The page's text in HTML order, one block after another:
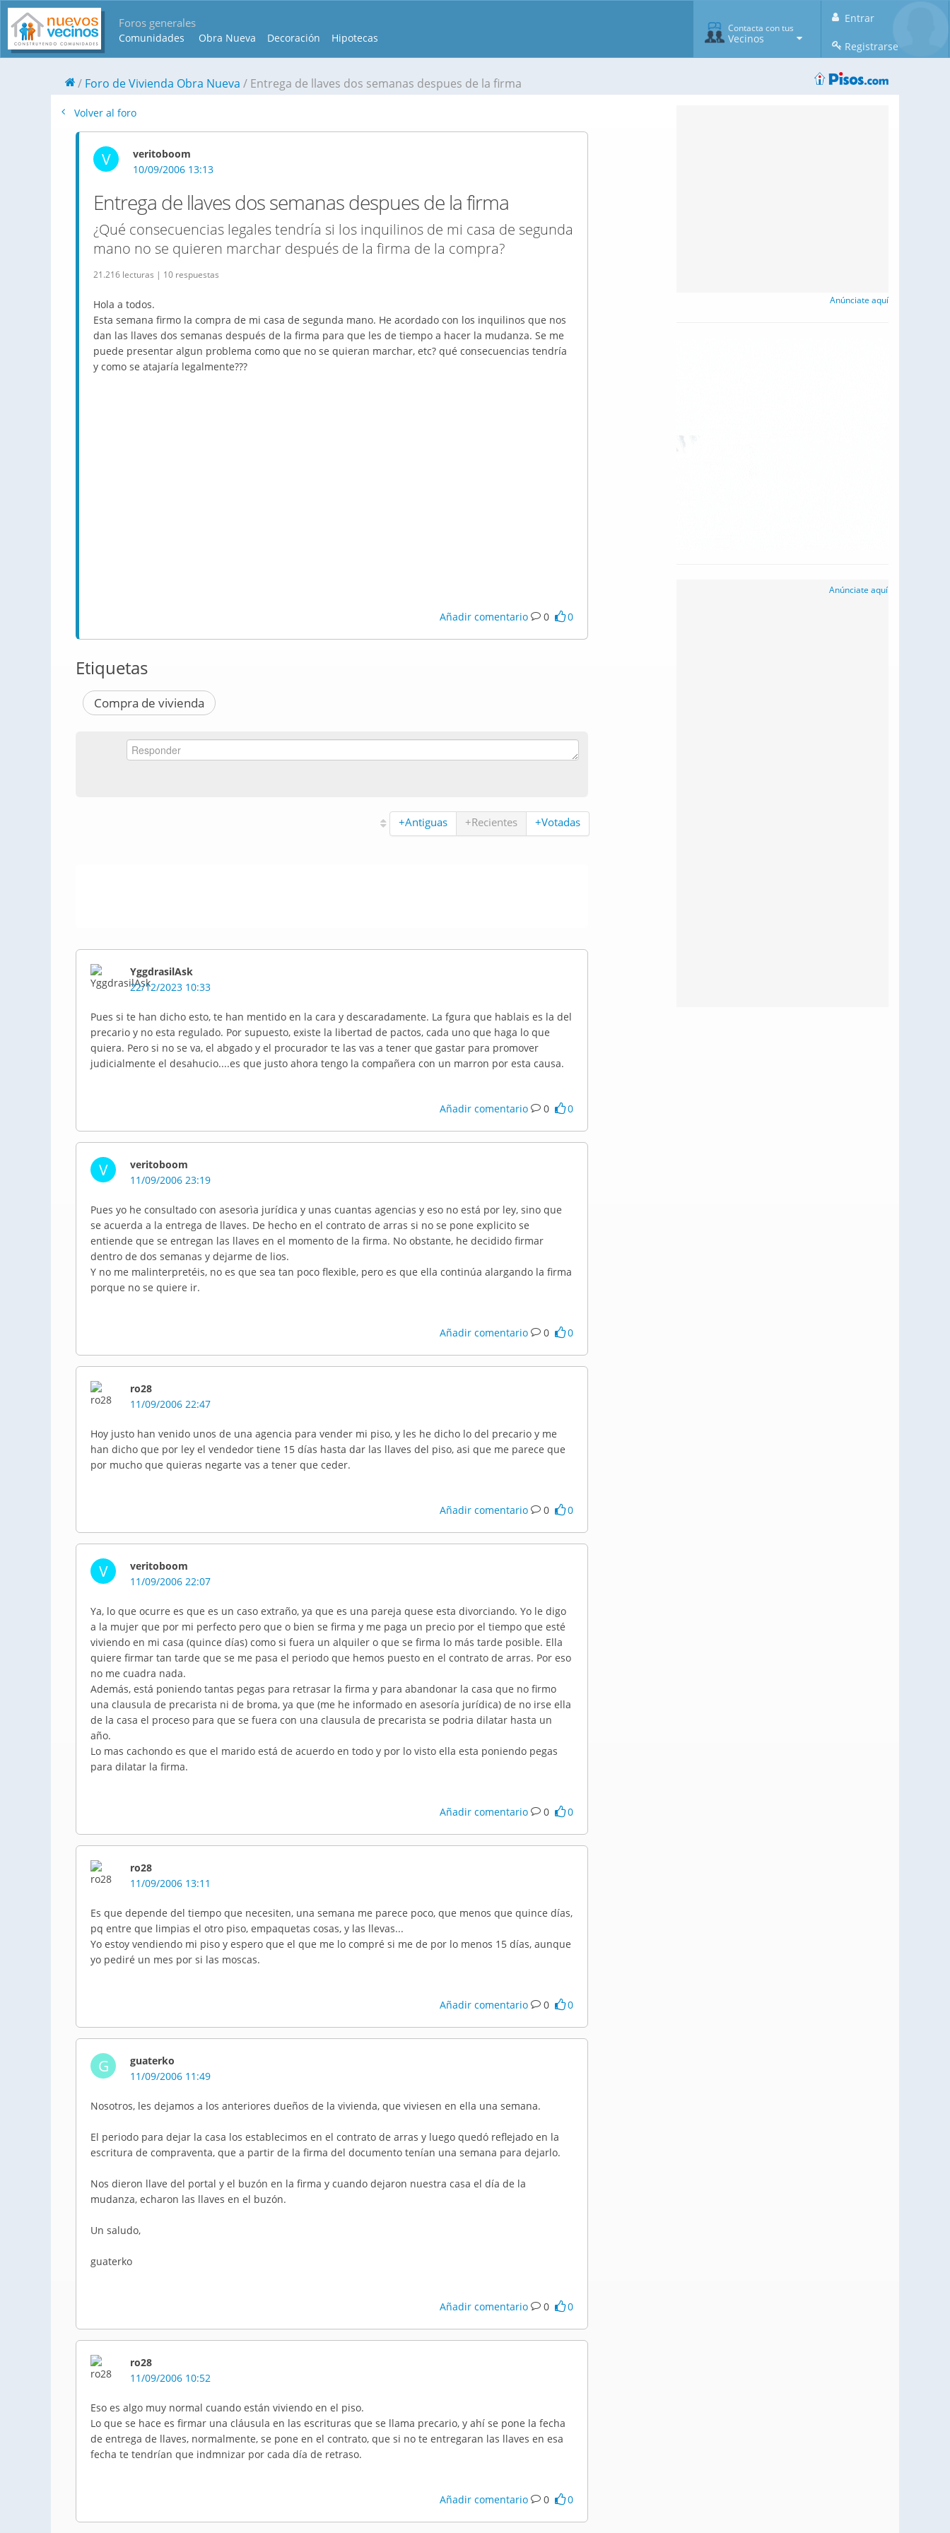
Foros generales
Comunidades Obra Nueva Decoración Hipotecas
Entrar
Registrarse
Contacta con tus
Vecinos
Foro de Vivienda Obra Nueva Entrega de llaves dos semanas despues de la firma
Volver al foro
V
veritoboom
10/09/2006 13:13
Entrega de llaves dos semanas despues de la firma
¿Qué consecuencias legales tendría si los inquilinos de mi casa de segunda
mano no se quieren marchar después de la firma de la compra?
21.216 lecturas | 10 respuestas
Hola a todos.
Esta semana firmo la compra de mi casa de segunda mano. He acordado con los inquilinos que nos
dan las llaves dos semanas después de la firma para que les de tiempo a hacer la mudanza. Se me
puede presentar algun problema como que no se quieran marchar, etc? qué consecuencias tendría
y como se atajaría legalmente???
Añadir comentario 0 0
Etiquetas
Compra de vivienda
+Antiguas +Recientes +Votadas
YggdrasilAsk
22/12/2023 10:33
Pues si te han dicho esto, te han mentido en la cara y descaradamente. La fgura que hablais es la del
precario y no esta regulado. Por supuesto, existe la libertad de pactos, cada uno que haga lo que
quiera. Pero si no se va, el abgado y el procurador te las vas a tener que gastar para promover
judicialmente el desahucio....es que justo ahora tengo la compañera con un marron por esta causa.
Añadir comentario 0 0
V
veritoboom
11/09/2006 23:19
Pues yo he consultado con asesorìa jurídica y unas cuantas agencias y eso no está por ley, sino que
se acuerda a la entrega de llaves. De hecho en el contrato de arras si no se pone explicito se
entiende que se entregan las llaves en el momento de la firma. No obstante, he decidido firmar
dentro de dos semanas y dejarme de lios.
Y no me malinterpretéis, no es que sea tan poco flexible, pero es que ella continúa alargando la firma
porque no se quiere ir.
Añadir comentario 0 0
ro28
11/09/2006 22:47
Hoy justo han venido unos de una agencia para vender mi piso, y les he dicho lo del precario y me
han dicho que por ley el vendedor tiene 15 días hasta dar las llaves del piso, asi que me parece que
por mucho que quieras negarte vas a tener que ceder.
Añadir comentario 0 0
V
veritoboom
11/09/2006 22:07
Ya, lo que ocurre es que es un caso extraño, ya que es una pareja quese esta divorciando. Yo le digo
a la mujer que por mi perfecto pero que o bien se firma y me paga un precio por el tiempo que esté
viviendo en mi casa (quince días) como si fuera un alquiler o que se firma lo más tarde posible. Ella
quiere firmar tan tarde que se me pasa el periodo que hemos puesto en el contrato de arras. Por eso
no me cuadra nada.
Además, está poniendo tantas pegas para retrasar la firma y para abandonar la casa que no firmo
una clausula de precarista ni de broma, ya que (me he informado en asesoría jurídica) de no irse ella
de la casa el proceso para que se fuera con una clausula de precarista se podria dilatar hasta un
año.
Lo mas cachondo es que el marido está de acuerdo en todo y por lo visto ella esta poniendo pegas
para dilatar la firma.
Añadir comentario 0 0
ro28
11/09/2006 13:11
Es que depende del tiempo que necesiten, una semana me parece poco, que menos que quince días,
pq entre que limpias el otro piso, empaquetas cosas, y las llevas...
Yo estoy vendiendo mi piso y espero que el que me lo compré si me de por lo menos 15 días, aunque
yo pediré un mes por si las moscas.
Añadir comentario 0 0
G
guaterko
11/09/2006 11:49
Nosotros, les dejamos a los anteriores dueños de la vivienda, que viviesen en ella una semana.
El periodo para dejar la casa los establecimos en el contrato de arras y luego quedó reflejado en la
escritura de compraventa, que a partir de la firma del documento tenían una semana para dejarlo.
Nos dieron llave del portal y el buzón en la firma y cuando dejaron nuestra casa el día de la
mudanza, echaron las llaves en el buzón.
Un saludo,
guaterko
Añadir comentario 0 0
ro28
11/09/2006 10:52
Eso es algo muy normal cuando están viviendo en el piso.
Lo que se hace es firmar una cláusula en las escrituras que se llama precario, y ahí se pone la fecha
de entrega de llaves, normalmente, se pone en el contrato, que si no te entregaran las llaves en esa
fecha te tendrían que indmnizar por cada día de retraso.
Añadir comentario 0 0
Anúnciate aquí
Anúnciate aquí